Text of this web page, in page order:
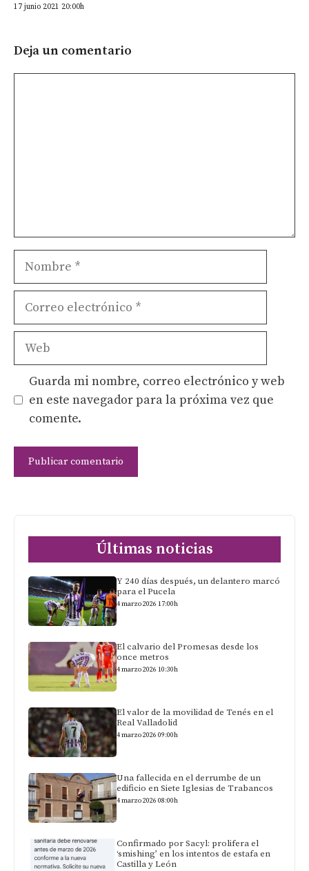
17 junio 2021 20:00h
Deja un comentario
Nombre
Correo
Web
Guarda mi nombre, correo electrónico y web
en este navegador para la próxima vez que
comente.
Últimas noticias
Y 240 días después, un delantero marcó
para el Pucela
4 marzo 2026 17:00h
El calvario del Promesas desde los
once metros
4 marzo 2026 10:30h
El valor de la movilidad de Tenés en el
Real Valladolid
4 marzo 2026 09:00h
Una fallecida en el derrumbe de un
edificio en Siete Iglesias de Trabancos
4 marzo 2026 08:00h
Confirmado por Sacyl: prolifera el
‘smishing’ en los intentos de estafa en
Castilla y León